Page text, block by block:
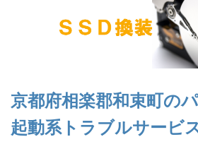
京都府相楽郡和束町の
起動系トラブルサービ